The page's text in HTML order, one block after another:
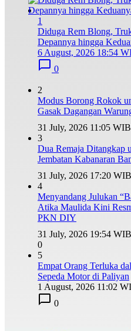
1
Diduga Rem Blong,
Depannya hingga
6 August, 2026 18:54
0
2
Modus Borong Rokok
Gasak Dagangan
31 July, 2026 11:05 WIB
3
Dua Remaja Ditangkap
Jembatan Kabanaran
31 July, 2026 17:20 WIB
4
Menyandang Julukan
Atika Maulida Kini
PKN DIY
31 July, 2026 19:54 WIB
0
5
Empat Orang Terluka
Sepeda Motor di Paliyan
1 August, 2026 11:02
0